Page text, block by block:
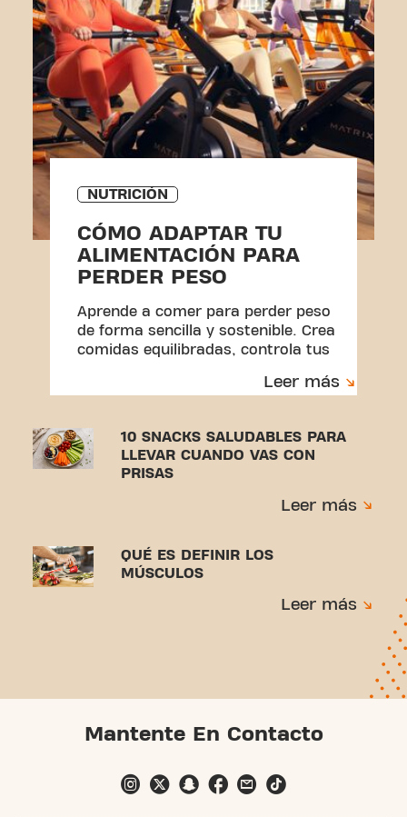
NUTRICIÓN
CÓMO ADAPTAR TU
ALIMENTACIÓN PARA
PERDER PESO
Aprende a comer para perder peso
de forma sencilla y sostenible. Crea
comidas equilibradas, controla tus
Leer más
10 SNACKS SALUDABLES PARA
LLEVAR CUANDO VAS CON
PRISAS
Leer más
QUÉ ES DEFINIR LOS
MÚSCULOS
Leer más
Mantente En Contacto